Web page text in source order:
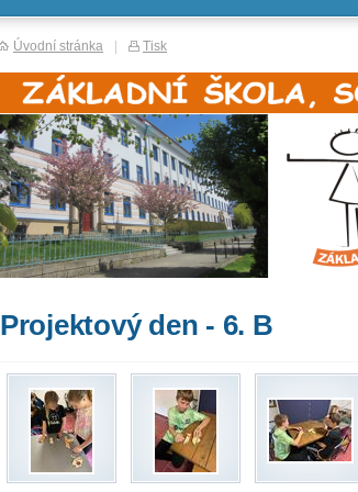
Projektový den - 6. B
Úvodní stránka | Tisk